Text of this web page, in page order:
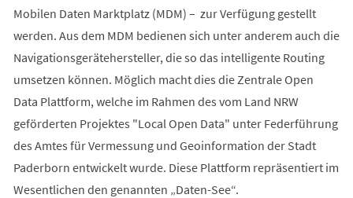
Mobilen Daten Marktplatz (MDM) – zur Verfügung gestellt
werden. Aus dem MDM bedienen sich unter anderem auch die
Navigationsgerätehersteller, die so das intelligente Routing
umsetzen können. Möglich macht dies die Zentrale Open
Data Plattform, welche im Rahmen des vom Land NRW
geförderten Projektes "Local Open Data" unter Federführung
des Amtes für Vermessung und Geoinformation der Stadt
Paderborn entwickelt wurde. Diese Plattform repräsentiert im
Wesentlichen den genannten „Daten-See“.